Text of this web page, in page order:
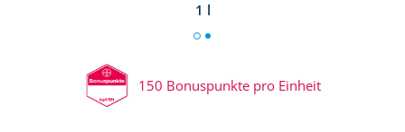
1 l
150 Bonuspunkte pro Einheit